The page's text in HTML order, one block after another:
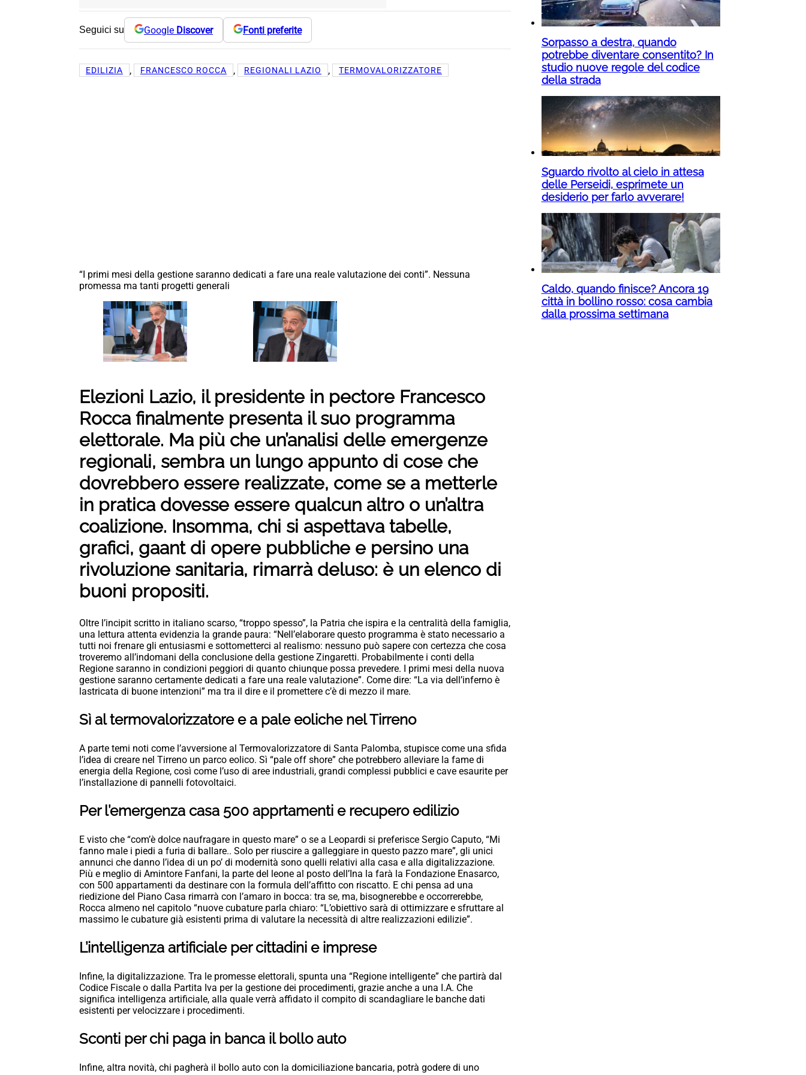
Seguici su Google Discover Fonti preferite
EDILIZIA , FRANCESCO ROCCA , REGIONALI LAZIO , TERMOVALORIZZATORE
“I primi mesi della gestione saranno dedicati a fare una reale valutazione dei conti”. Nessuna
promessa ma tanti progetti generali
Elezioni Lazio, il presidente in pectore Francesco
Rocca finalmente presenta il suo programma
elettorale. Ma più che un’analisi delle emergenze
regionali, sembra un lungo appunto di cose che
dovrebbero essere realizzate, come se a metterle
in pratica dovesse essere qualcun altro o un’altra
coalizione. Insomma, chi si aspettava tabelle,
grafici, gaant di opere pubbliche e persino una
rivoluzione sanitaria, rimarrà deluso: è un elenco di
buoni propositi.
Oltre l’incipit scritto in italiano scarso, “troppo spesso”, la Patria che ispira e la centralità della famiglia,
una lettura attenta evidenzia la grande paura: “Nell’elaborare questo programma è stato necessario a
tutti noi frenare gli entusiasmi e sottometterci al realismo: nessuno può sapere con certezza che cosa
troveremo all’indomani della conclusione della gestione Zingaretti. Probabilmente i conti della
Regione saranno in condizioni peggiori di quanto chiunque possa prevedere. I primi mesi della nuova
gestione saranno certamente dedicati a fare una reale valutazione”. Come dire: “La via dell’inferno è
lastricata di buone intenzioni” ma tra il dire e il promettere c’è di mezzo il mare.
Sì al termovalorizzatore e a pale eoliche nel Tirreno
A parte temi noti come l’avversione al Termovalorizzatore di Santa Palomba, stupisce come una sfida
l’idea di creare nel Tirreno un parco eolico. Sì “pale off shore” che potrebbero alleviare la fame di
energia della Regione, così come l’uso di aree industriali, grandi complessi pubblici e cave esaurite per
l’installazione di pannelli fotovoltaici.
Per l’emergenza casa 500 apprtamenti e recupero edilizio
E visto che “com’è dolce naufragare in questo mare” o se a Leopardi si preferisce Sergio Caputo, “Mi
fanno male i piedi a furia di ballare.. Solo per riuscire a galleggiare in questo pazzo mare”, gli unici
annunci che danno l’idea di un po’ di modernità sono quelli relativi alla casa e alla digitalizzazione.
Più e meglio di Amintore Fanfani, la parte del leone al posto dell’Ina la farà la Fondazione Enasarco,
con 500 appartamenti da destinare con la formula dell’affitto con riscatto. E chi pensa ad una
riedizione del Piano Casa rimarrà con l’amaro in bocca: tra se, ma, bisognerebbe e occorrerebbe,
Rocca almeno nel capitolo “nuove cubature parla chiaro: “L’obiettivo sarà di ottimizzare e sfruttare al
massimo le cubature già esistenti prima di valutare la necessità di altre realizzazioni edilizie”.
L’intelligenza artificiale per cittadini e imprese
Infine, la digitalizzazione. Tra le promesse elettorali, spunta una “Regione intelligente” che partirà dal
Codice Fiscale o dalla Partita Iva per la gestione dei procedimenti, grazie anche a una I.A. Che
significa intelligenza artificiale, alla quale verrà affidato il compito di scandagliare le banche dati
esistenti per velocizzare i procedimenti.
Sconti per chi paga in banca il bollo auto
Infine, altra novità, chi pagherà il bollo auto con la domiciliazione bancaria, potrà godere di uno
Sorpasso a destra, quando
potrebbe diventare consentito? In
studio nuove regole del codice
della strada
Sguardo rivolto al cielo in attesa
delle Perseidi, esprimete un
desiderio per farlo avverare!
Caldo, quando finisce? Ancora 19
città in bollino rosso: cosa cambia
dalla prossima settimana